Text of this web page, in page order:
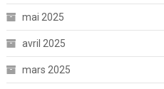
mai 2025
avril 2025
mars 2025